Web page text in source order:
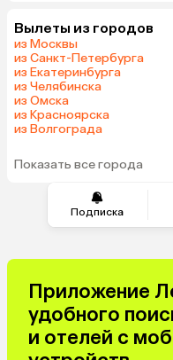
Подписка
Вылеты из городов
из Москвы
из Санкт-Петербурга
из Екатеринбурга
из Челябинска
из Омска
из Красноярска
из Волгограда
Показать все города
Приложение
удобного
и отелей с